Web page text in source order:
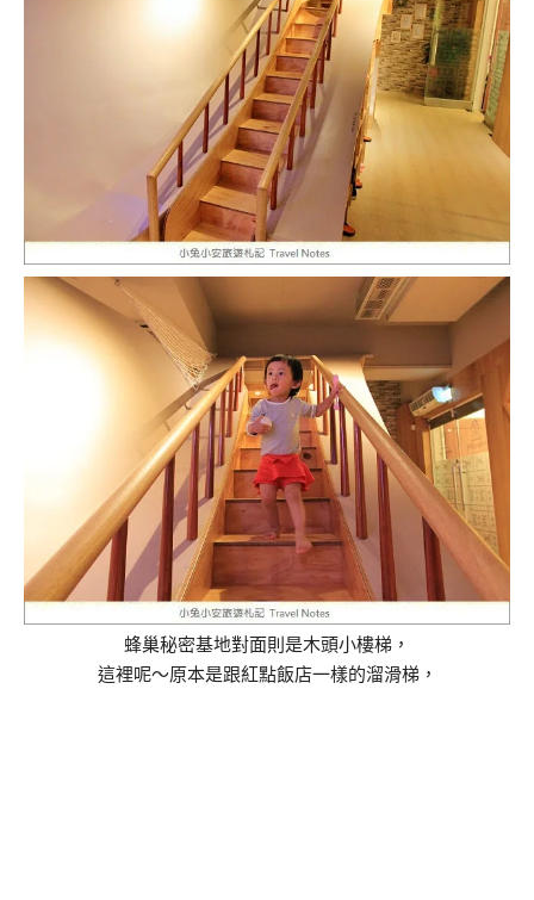
蜂巢秘密基地對面則是木頭小樓梯，
這裡呢～原本是跟紅點飯店一樣的溜滑梯，